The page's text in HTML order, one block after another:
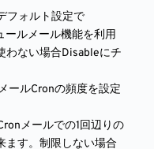
ォルト設定で
ールメール機能を利用
わない場合Disableにチ
ルCronの頻度を設定
メールでの1回辺りの
ます。制限しない場合